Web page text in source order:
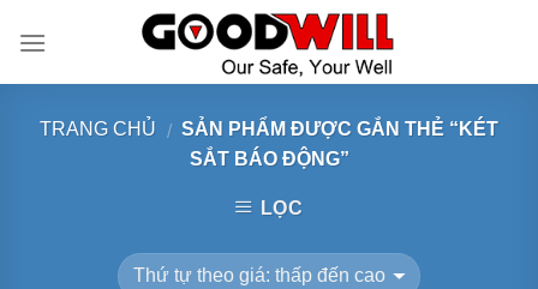
TRANG CHỦ / SẢN PHẨM ĐƯỢC GẮN THẺ “KÉT
SẮT BÁO ĐỘNG”
LỌC